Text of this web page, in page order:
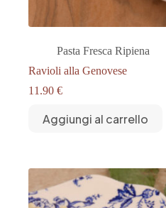
Pasta Fresca Ripiena
Ravioli alla Genovese
11.90 €
Aggiungi al carrello